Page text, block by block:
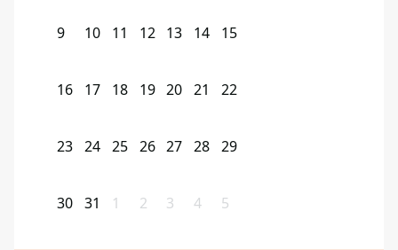
9 10 11 12 13 14 15
16 17 18 19 20 21 22
23 24 25 26 27 28 29
30 31 1 2 3 4 5